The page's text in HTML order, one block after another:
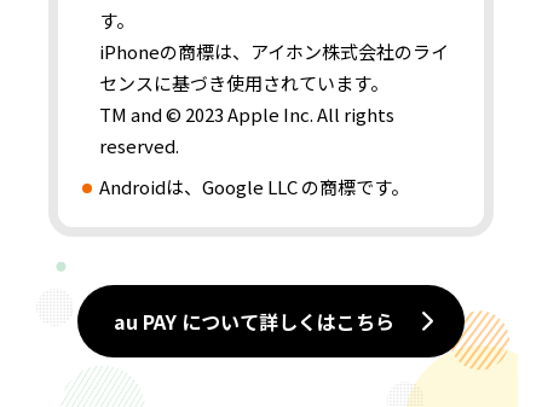
す。
iPhoneの商標は、アイホン株式会社のライ
センスに基づき使用されています。
TM and © 2023 Apple Inc. All rights
reserved.
Androidは、Google LLC の商標です。
au PAY について詳しくはこちら